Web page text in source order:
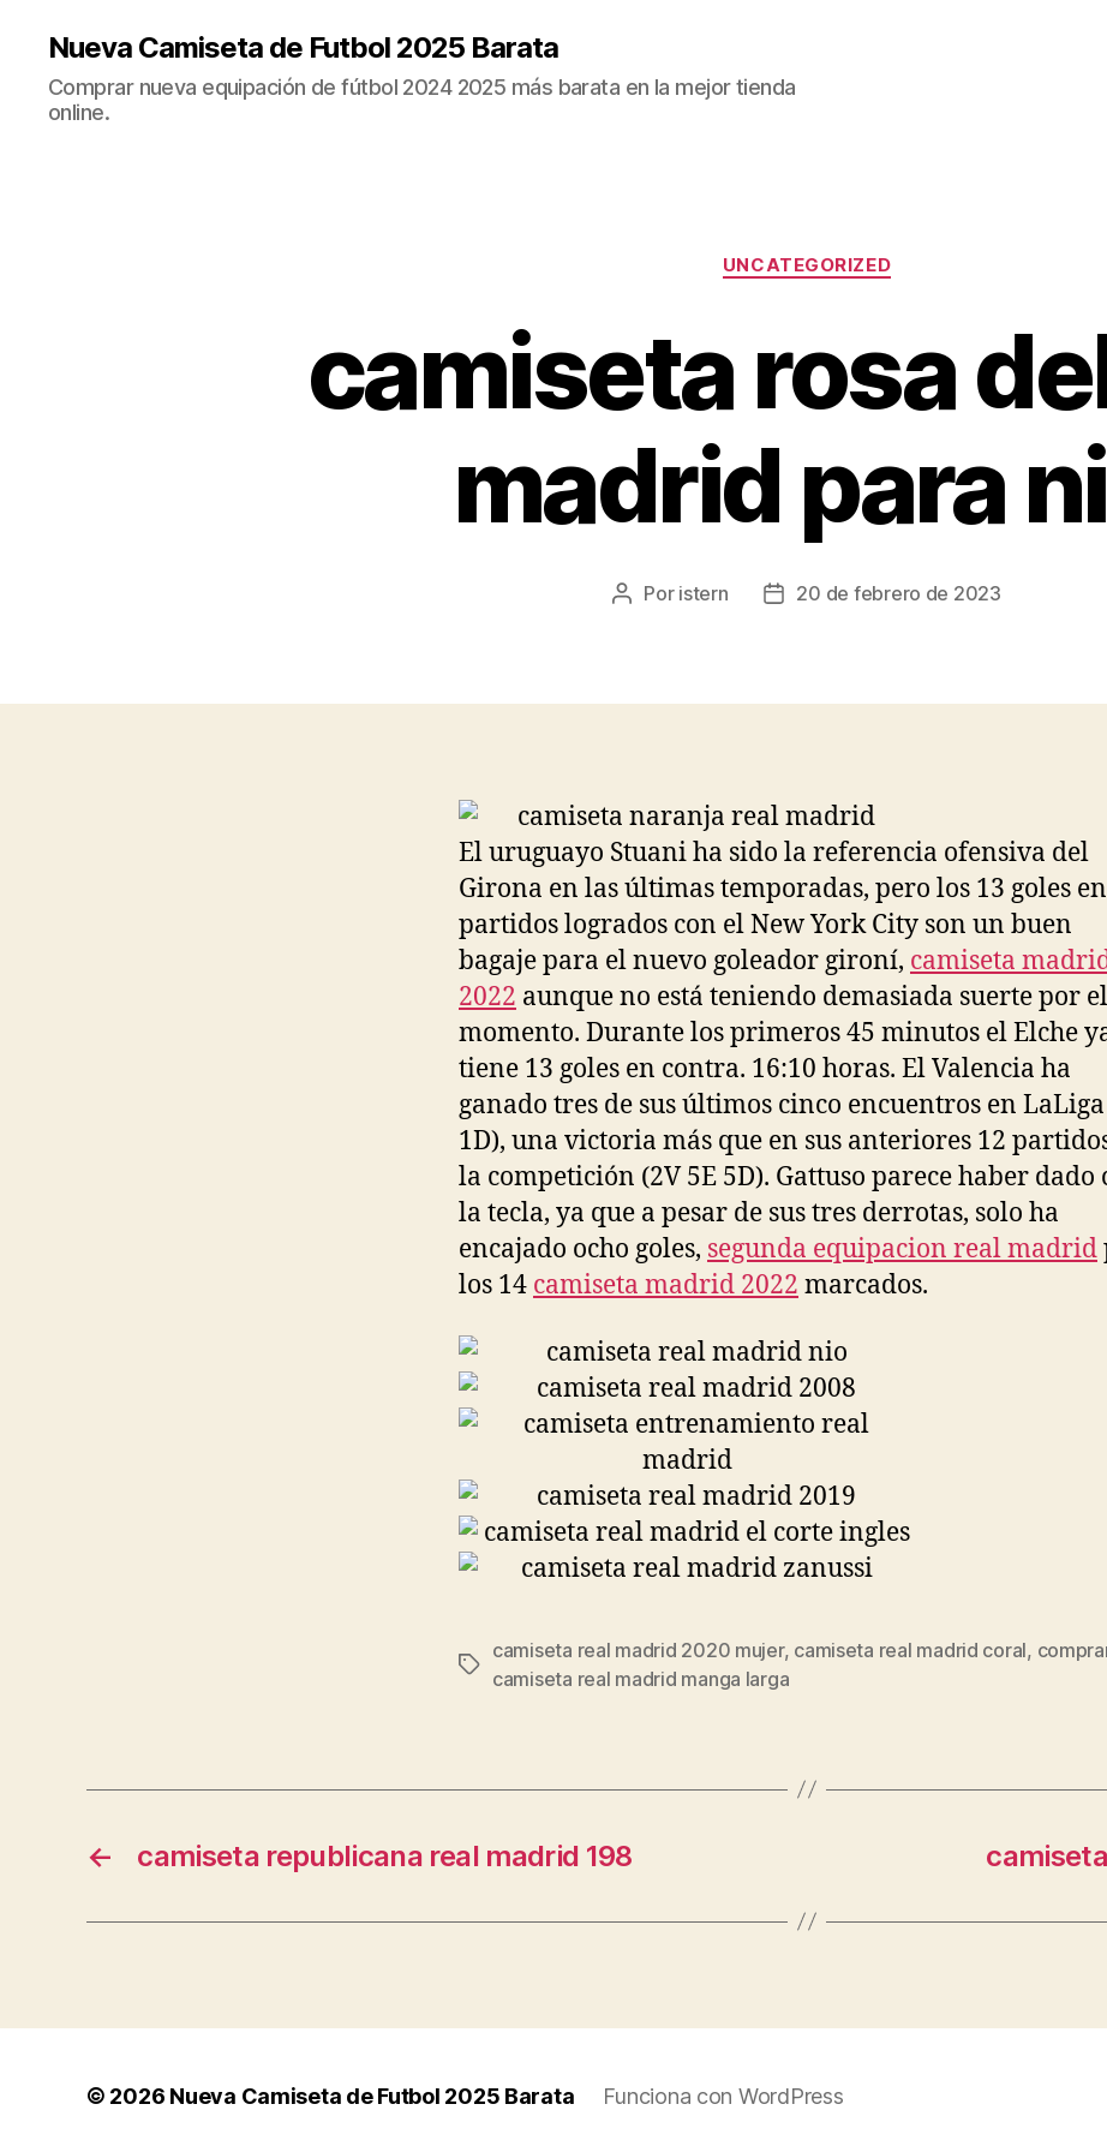
Nueva Camiseta de Futbol 2025 Barata
Comprar nueva equipación de fútbol 2024 2025 más barata en la mejor tienda
online.
Categorías
UNCATEGORIZED
camiseta rosa
madrid para
Autor
Por istern
Fecha20 de febrero de 2023
El uruguayo Stuani ha sido la referencia ofensiva del
Girona en las últimas temporadas, pero los 13 goles
partidos logrados con el New York City son un buen
bagaje para el nuevo goleador gironí, camiseta
2022 aunque no está teniendo demasiada suerte por el
momento. Durante los primeros 45 minutos el Elche
tiene 13 goles en contra. 16:10 horas. El Valencia ha
ganado tres de sus últimos cinco encuentros en
1D), una victoria más que en sus anteriores 12
la competición (2V 5E 5D). Gattuso parece haber dado
la tecla, ya que a pesar de sus tres derrotas, solo ha
encajado ocho goles, segunda equipacion real madrid
los 14 camiseta madrid 2022 marcados.
Etiquetas
camiseta real madrid 2020 mujer, camiseta real madrid coral,
camiseta real madrid manga larga
← camiseta republicana real madrid 198
© 2026 Nueva Camiseta de Futbol 2025 Barata Funciona con WordPress